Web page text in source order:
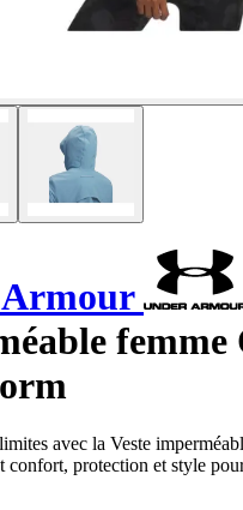
avec la Veste
confort, protection et style